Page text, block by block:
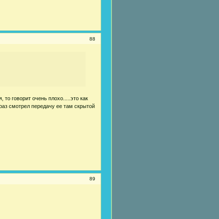
88
то говорит очень плохо.....это как
смотрел передачу ее там скрытой
89